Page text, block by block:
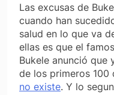
Las excusas de
cuando han
salud en lo que va
ellas es que el
Bukele anunció que
de los primeros 100
no existe. Y lo